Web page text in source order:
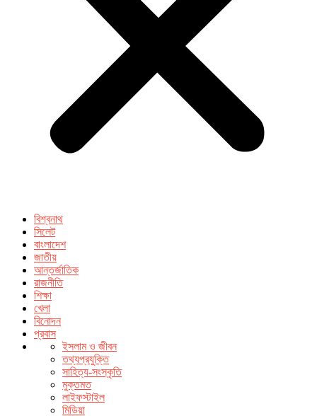
বিশ্বনাথ
সিলেট
বাংলাদেশ
জাতীয়
আন্তর্জাতিক
রাজনীতি
শিক্ষা
খেলা
বিনোদন
প্রবাস
ইসলাম ও জীবন
তথ্যপ্রযুক্তি
সাহিত্য-সংস্কৃতি
মুক্তমত
লাইফস্টাইল
মিডিয়া